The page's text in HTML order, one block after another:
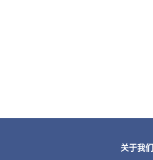
关于我们